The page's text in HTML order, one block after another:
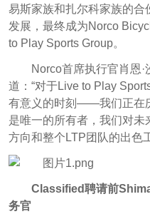
易斯家族和扎尔科家族的
发展，最终成为Norco
to Play Sports Group。
Norco首席执行官肖恩·
道：“对于Live to Play
有意义的时刻——我们正在
是唯一的所有者，我们对
方向和整个LTP团队的出色
Classified聘请前
务官